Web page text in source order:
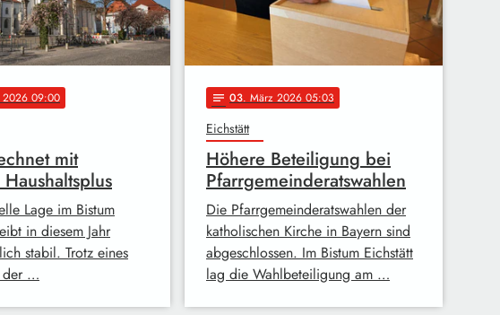
09:00
mit
Lage im Bistum
in diesem Jahr
stabil. Trotz eines
der …
notes 03. März 2026 05:03
Eichstätt
Höhere Beteiligung bei
Pfarrgemeinderatswahlen
Die Pfarrgemeinderatswahlen der
katholischen Kirche in Bayern sind
abgeschlossen. Im Bistum Eichstätt
lag die Wahlbeteiligung am …